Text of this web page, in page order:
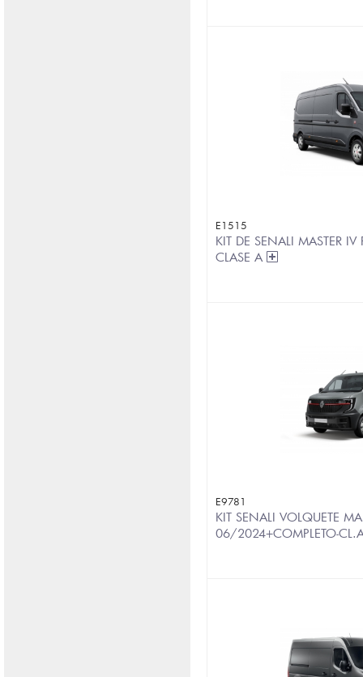
E1515
KIT DE SENALI MASTER
CLASE A
E9781
KIT SENALI VOLQUETE
06/2024+COMPLETO-